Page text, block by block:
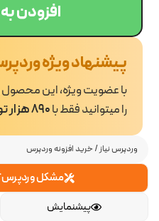
وردپرس نیاز/خرید افزونه وردپرس
مشکل
پیشنمایش
افزودن
پیشنهاد ویژه
با عضویت ویژه، این
را میتوانید فقط با890 هزار تومان